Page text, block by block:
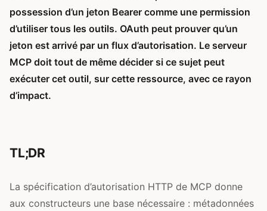
possession d’un jeton Bearer comme une permission
d’utiliser tous les outils. OAuth peut prouver qu’un
jeton est arrivé par un flux d’autorisation. Le serveur
MCP doit tout de même décider si ce sujet peut
exécuter cet outil, sur cette ressource, avec ce rayon
d’impact.
TL;DR
La spécification d’autorisation HTTP de MCP donne
aux constructeurs une base nécessaire : métadonnées